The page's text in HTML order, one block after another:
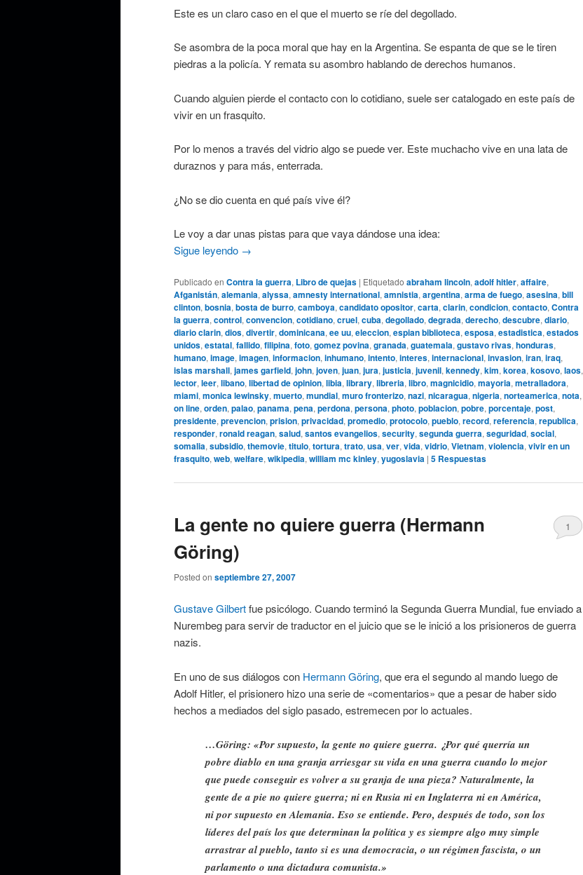
Este es un claro caso en el que el muerto se ríe del degollado.
Se asombra de la poca moral que hay en la Argentina. Se espanta de que se le tiren
piedras a la policía. Y remata su asombro hablando de derechos humanos.
Cuando alguien pierde el contacto con lo cotidiano, suele ser catalogado en este país de
vivir en un frasquito.
Por lo menos a través del vidrio algo se puede ver. Este muchacho vive en una lata de
duraznos y para más, enterrada.
¿No se dio cuenta en qué país vive él?
Le voy a dar unas pistas para que vaya dándose una idea:
Sigue leyendo →
Publicado en Contra la guerra, Libro de quejas | Etiquetado abraham lincoln, adolf hitler, affaire,
Afganistán, alemania, alyssa, amnesty international, amnistia, argentina, arma de fuego, asesina, bill
clinton, bosnia, bosta de burro, camboya, candidato opositor, carta, clarin, condicion, contacto, Contra
la guerra, control, convencion, cotidiano, cruel, cuba, degollado, degrada, derecho, descubre, diario,
diario clarin, dios, divertir, dominicana, ee uu, eleccion, espian biblioteca, esposa, estadistica, estados
unidos, estatal, fallido, filipina, foto, gomez povina, granada, guatemala, gustavo rivas, honduras,
humano, image, imagen, informacion, inhumano, intento, interes, internacional, invasion, iran, iraq,
islas marshall, james garfield, john, joven, juan, jura, justicia, juvenil, kennedy, kim, korea, kosovo, laos,
lector, leer, libano, libertad de opinion, libia, library, libreria, libro, magnicidio, mayoria, metralladora,
miami, monica lewinsky, muerto, mundial, muro fronterizo, nazi, nicaragua, nigeria, norteamerica, nota,
on line, orden, palao, panama, pena, perdona, persona, photo, poblacion, pobre, porcentaje, post,
presidente, prevencion, prision, privacidad, promedio, protocolo, pueblo, record, referencia, republica,
responder, ronald reagan, salud, santos evangelios, security, segunda guerra, seguridad, social,
somalia, subsidio, themovie, titulo, tortura, trato, usa, ver, vida, vidrio, Vietnam, violencia, vivir en un
frasquito, web, welfare, wikipedia, william mc kinley, yugoslavia | 5 Respuestas
La gente no quiere guerra (Hermann
Göring)
Posted on septiembre 27, 2007
1
Gustave Gilbertfue psicólogo. Cuando terminó la Segunda Guerra Mundial, fue enviado a
Nurembeg para servir de traductor en el juicio que se le inició a los prisioneros de guerra
nazis.
En uno de sus diálogos con Hermann Göring, que era el segundo al mando luego de
Adolf Hitler, el prisionero hizo una serie de «comentarios» que a pesar de haber sido
hechos a mediados del siglo pasado, estremecen por lo actuales.
…Göring: «Por supuesto, la gente no quiere guerra. ¿Por qué querría un
pobre diablo en una granja arriesgar su vida en una guerra cuando lo mejor
que puede conseguir es volver a su granja de una pieza? Naturalmente, la
gente de a pie no quiere guerra; ni en Rusia ni en Inglaterra ni en América,
ni por supuesto en Alemania. Eso se entiende. Pero, después de todo, son los
líderes del país los que determinan la política y es siempre algo muy simple
arrastrar al pueblo, tanto si es una democracia, o un régimen fascista, o un
parlamento o una dictadura comunista.»